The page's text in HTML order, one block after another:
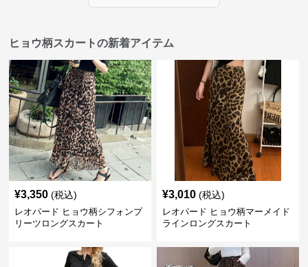
ヒョウ柄スカートの新着アイテム
¥3,350 (税込)
レオパード ヒョウ柄シフォンプ
リーツロングスカート
¥3,010 (税込)
レオパード ヒョウ柄マーメイド
ラインロングスカート